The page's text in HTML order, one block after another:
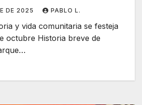
DE 2025 PABLO L.
y vida comunitaria se festeja
octubre Historia breve de